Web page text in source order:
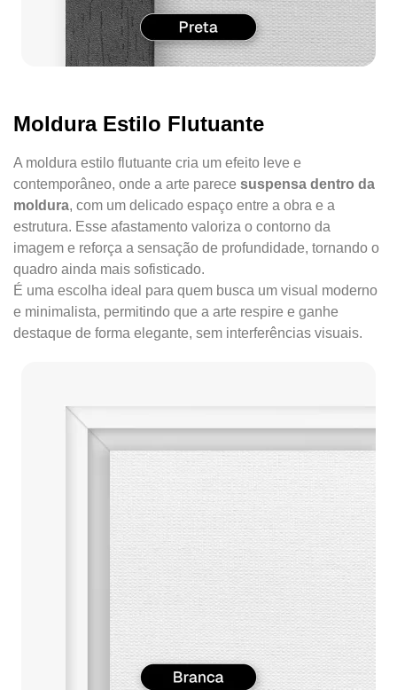
Moldura Estilo Flutuante
A moldura estilo flutuante cria um efeito leve e
contemporâneo, onde a arte parece suspensa dentro da
moldura, com um delicado espaço entre a obra e a
estrutura. Esse afastamento valoriza o contorno da
imagem e reforça a sensação de profundidade, tornando o
quadro ainda mais sofisticado.
É uma escolha ideal para quem busca um visual moderno
e minimalista, permitindo que a arte respire e ganhe
destaque de forma elegante, sem interferências visuais.